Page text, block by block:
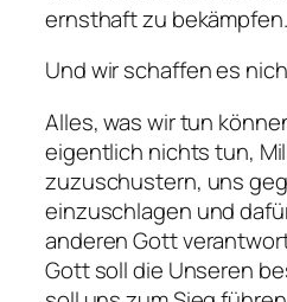
ernsthaft zu bekämpfen.
Und wir schaffen es
Alles, was wir tun
eigentlich nichts tun,
zuzuschustern, uns
einzuschlagen und
anderen Gott
Gott soll die Unseren